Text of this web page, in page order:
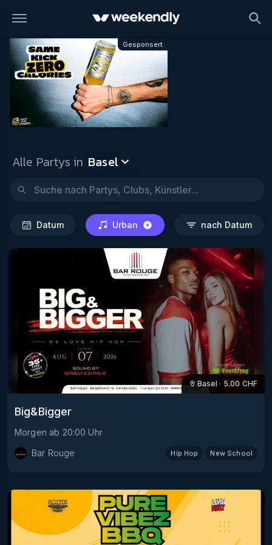
Gesponsert
Alle Partys in Basel
Datum Urban nach
Datum Urban nach Datum
Basel · 5.00 CHF
Big&Bigger
Morgen ab 20:00 Uhr
Bar Rouge
Hip Hop New School